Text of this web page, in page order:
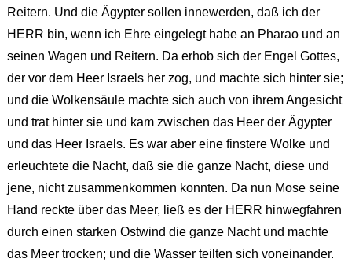
Reitern. Und die Ägypter sollen innewerden, daß ich der
HERR bin, wenn ich Ehre eingelegt habe an Pharao und an
seinen Wagen und Reitern. Da erhob sich der Engel Gottes,
der vor dem Heer Israels her zog, und machte sich hinter sie;
und die Wolkensäule machte sich auch von ihrem Angesicht
und trat hinter sie und kam zwischen das Heer der Ägypter
und das Heer Israels. Es war aber eine finstere Wolke und
erleuchtete die Nacht, daß sie die ganze Nacht, diese und
jene, nicht zusammenkommen konnten. Da nun Mose seine
Hand reckte über das Meer, ließ es der HERR hinwegfahren
durch einen starken Ostwind die ganze Nacht und machte
das Meer trocken; und die Wasser teilten sich voneinander.